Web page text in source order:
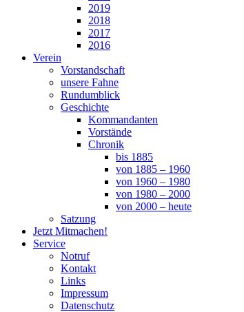
2019
2018
2017
2016
Verein
Vorstandschaft
unsere Fahne
Rundumblick
Geschichte
Kommandanten
Vorstände
Chronik
bis 1885
von 1885 – 1960
von 1960 – 1980
von 1980 – 2000
von 2000 – heute
Satzung
Jetzt Mitmachen!
Service
Notruf
Kontakt
Links
Impressum
Datenschutz